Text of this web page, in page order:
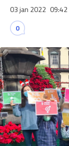
03 jan 2022 09:42
0